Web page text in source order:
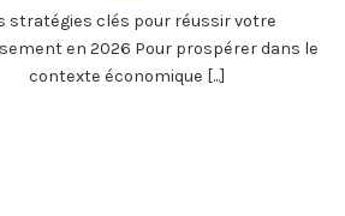
stratégies clés pour réussir votre
en 2026 Pour prospérer dans le
contexte économique [...]